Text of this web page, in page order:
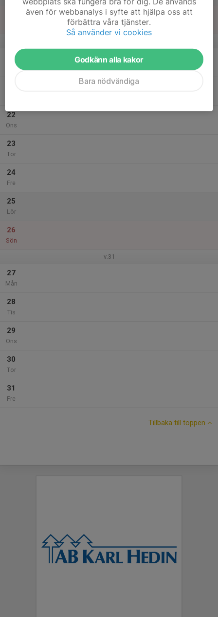
20
Mån
22
Ons
23
Tor
24
Fre
25
Lör
26
Sön
v.31
27
Mån
28
Tis
29
Ons
30
Tor
31
Fre
Tillbaka till toppen
även för webbanalys i syfte att hjälpa oss att
förbättra våra tjänster.
Så använder vi cookies
Godkänn alla kakor
Bara nödvändiga